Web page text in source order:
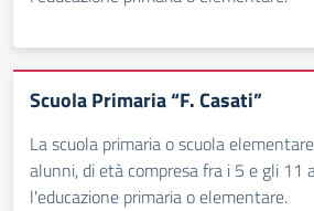
Scuola Primaria “F. Casati”
La scuola primaria o scuola
alunni, di età compresa fra i 5 e gli 11
l'educazione primaria o elementare.